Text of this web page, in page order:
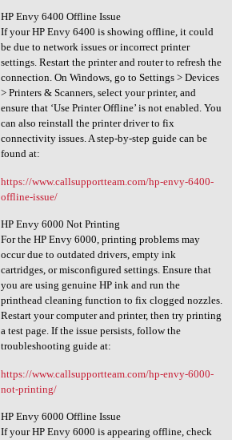
HP Envy 6400 Offline Issue
If your HP Envy 6400 is showing offline, it could
be due to network issues or incorrect printer
settings. Restart the printer and router to refresh the
connection. On Windows, go to Settings > Devices
> Printers & Scanners, select your printer, and
ensure that ‘Use Printer Offline’ is not enabled. You
can also reinstall the printer driver to fix
connectivity issues. A step-by-step guide can be
found at:
https://www.callsupportteam.com/hp-envy-6400-
offline-issue/
HP Envy 6000 Not Printing
For the HP Envy 6000, printing problems may
occur due to outdated drivers, empty ink
cartridges, or misconfigured settings. Ensure that
you are using genuine HP ink and run the
printhead cleaning function to fix clogged nozzles.
Restart your computer and printer, then try printing
a test page. If the issue persists, follow the
troubleshooting guide at:
https://www.callsupportteam.com/hp-envy-6000-
not-printing/
HP Envy 6000 Offline Issue
If your HP Envy 6000 is appearing offline, check